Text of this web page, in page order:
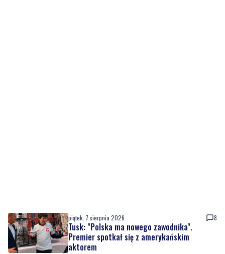
piątek, 7 sierpnia 2026 8
Tusk: "Polska ma nowego zawodnika".
Premier spotkał się z amerykańskim
aktorem